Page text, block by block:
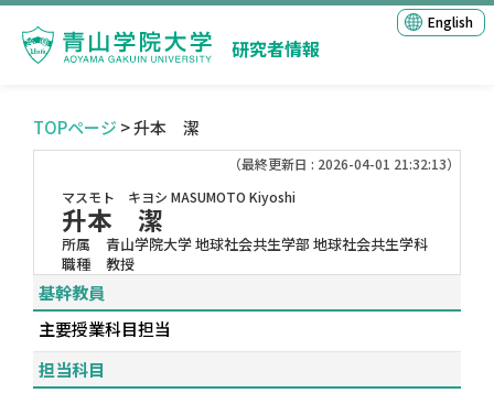
研究者情報
English
TOPページ > 升本 潔
（最終更新日 : 2026-04-01 21:32:13）
マスモト キヨシ MASUMOTO Kiyoshi
升本 潔
所属
青山学院大学 地球社会共生学部 地球社会共生学科
職種
教授
基幹教員
主要授業科目担当
担当科目